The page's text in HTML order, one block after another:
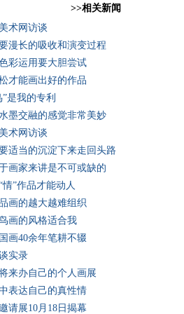
>>相关新闻
术网访谈
漫长的吸收和演变过程
彩运用要大胆尝试
才能画出好的作品
是我的专利
墨交融的感觉非常美妙
术网访谈
适当的沉淀下来走回头路
画家来讲是不可或缺的
”作品才能动人
画的越大越难组织
画的风格适合我
画40余年笔耕不辍
实录
来办自己的个人画展
表达自己的真性情
请展10月18日揭幕